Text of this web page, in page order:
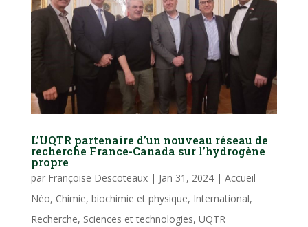
L’UQTR partenaire d’un nouveau réseau de
recherche France-Canada sur l’hydrogène
propre
par Françoise Descoteaux| Jan 31, 2024| Accueil
Néo, Chimie, biochimie et physique, International,
Recherche, Sciences et technologies, UQTR